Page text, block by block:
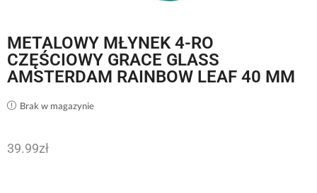
METALOWY MŁYNEK 4-RO
CZĘŚCIOWY GRACE GLASS
AMSTERDAM RAINBOW LEAF 40 MM
Brak w magazynie
39.99zł